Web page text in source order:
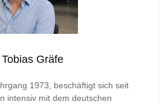
Tobias Gräfe
1973, beschäftigt sich seit
intensiv mit dem deutschen